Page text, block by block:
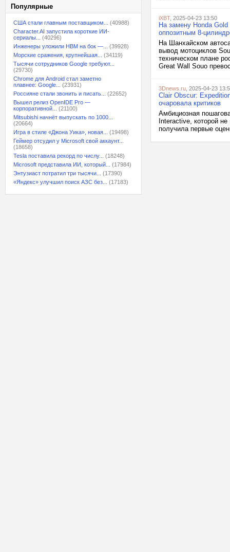
Популярные
США стали главным поставщиком...
(40988)
Character.AI запустила короткие ИИ-
сериалы...
(40296)
Инженеры уложили HBM на бок —...
(39928)
Морские сражения, крупнейшая...
(34119)
Тысячи сотрудников Google требуют...
(29730)
Chrome для Android стал заметно
плавнее: Google...
(23931)
Россияне стали звонить и писать...
(22652)
Вышел релиз OpenIDE Pro —
корпоративной...
(21100)
Mitsubishi начнёт выпускать по 1000...
(20664)
Игра в стиле «Джона Уика», новая...
(19498)
Геймер отсудил у Microsoft свой аккаунт...
(18658)
Tesla поставила рекорд по числу...
(18248)
Microsoft представила ИИ, который...
(17984)
Энтузиаст потратил три тысячи...
(17390)
«Яндекс» улучшил поиск АЗС без...
(17183)
iXBT, 2025-04-23 13:50
На замену Honda
оппозитным 8-
На Шанхайском
вывод мотоциклов
техническом плане
Great Wall Souo
3Dnews.ru , 2025-04-23
Clair Obscur:
очаровала критиков
Амбициозная
Interactive, которой
получила первые